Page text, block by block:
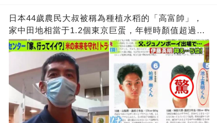
日本44歲農民大叔被稱為種植水稻的「高富帥」，
家中田地相當于1.2個東京巨蛋，年輕時顏值超過柏
原崇？